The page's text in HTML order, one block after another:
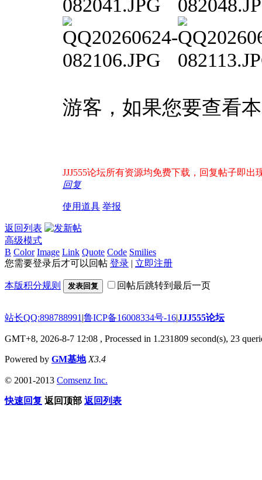
游客，如果您要查看
JJJ555论坛所有资源均免费下载，回复帖子即出
回复
使用道具 举报
返回列表
高级模式
B Color Image Link Quote Code Smilies
您需要登录后才可以回帖 登录 | 立即注册
本版积分规则 发表回复 回帖后跳转到最后一页
站长QQ:898788991 |鲁ICP备16008334号-16|JJJ555论坛
GMT+8, 2026-8-7 12:08 , Processed in 1.231809 second(s), 23
Powered by GM基地 X3.4
© 2001-2013 Comsenz Inc.
快速回复 返回顶部 返回列表